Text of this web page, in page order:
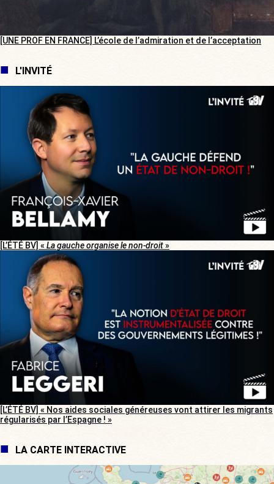
[UNE PROF EN FRANCE] L’école de l’admiration et de l’acceptation
L'INVITÉ
[L’ÉTÉ BV] « La gauche organise le non-droit»
[L’ÉTÉ BV] « Nos aides sociales généreuses vont attirer les migrants
régularisés par l’Espagne ! »
LA CARTE INTERACTIVE